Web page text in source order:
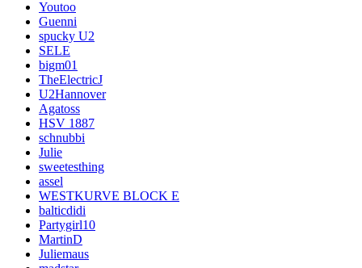
Youtoo
Guenni
spucky U2
SELE
bigm01
TheElectricJ
U2Hannover
Agatoss
HSV 1887
schnubbi
Julie
sweetesthing
assel
WESTKURVE BLOCK E
balticdidi
Partygirl10
MartinD
Juliemaus